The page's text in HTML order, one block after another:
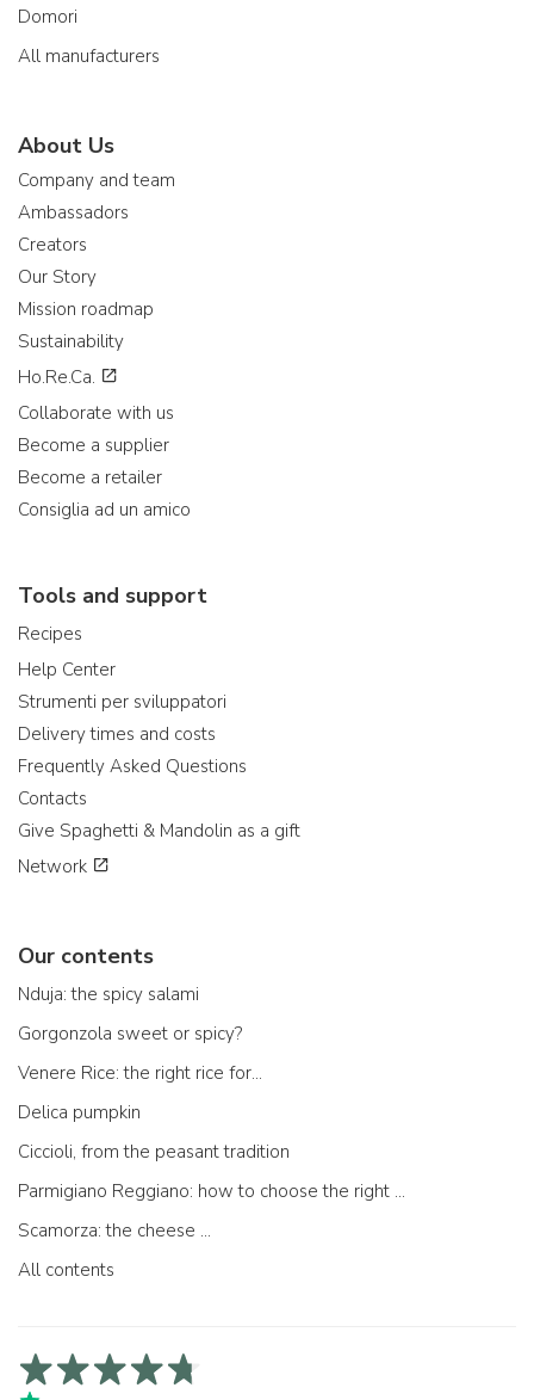
Domori
All manufacturers
About Us
Company and team
Ambassadors
Creators
Our Story
Mission roadmap
Sustainability
Ho.Re.Ca.
Collaborate with us
Become a supplier
Become a retailer
Consiglia ad un amico
Tools and support
Recipes
Help Center
Strumenti per sviluppatori
Delivery times and costs
Frequently Asked Questions
Contacts
Give Spaghetti & Mandolin as a gift
Network
Our contents
Nduja: the spicy salami
Gorgonzola sweet or spicy?
Venere Rice: the right rice for...
Delica pumpkin
Ciccioli, from the peasant tradition
Parmigiano Reggiano: how to choose the right one
Scamorza: the cheese ...
All contents